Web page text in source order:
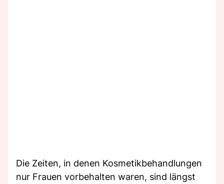
Die Zeiten, in denen Kosmetikbehandlungen
nur Frauen vorbehalten waren, sind längst